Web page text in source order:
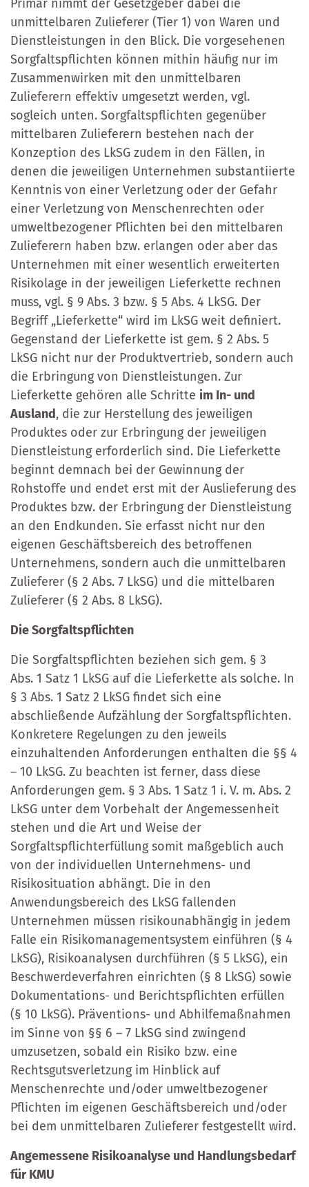
Primär nimmt der Gesetzgeber dabei die
unmittelbaren Zulieferer (Tier 1) von Waren und
Dienstleistungen in den Blick. Die vorgesehenen
Sorgfaltspflichten können mithin häufig nur im
Zusammenwirken mit den unmittelbaren
Zulieferern effektiv umgesetzt werden, vgl.
sogleich unten. Sorgfaltspflichten gegenüber
mittelbaren Zulieferern bestehen nach der
Konzeption des LkSG zudem in den Fällen, in
denen die jeweiligen Unternehmen substantiierte
Kenntnis von einer Verletzung oder der Gefahr
einer Verletzung von Menschenrechten oder
umweltbezogener Pflichten bei den mittelbaren
Zulieferern haben bzw. erlangen oder aber das
Unternehmen mit einer wesentlich erweiterten
Risikolage in der jeweiligen Lieferkette rechnen
muss, vgl. § 9 Abs. 3 bzw. § 5 Abs. 4 LkSG. Der
Begriff „Lieferkette“ wird im LkSG weit definiert.
Gegenstand der Lieferkette ist gem. § 2 Abs. 5
LkSG nicht nur der Produktvertrieb, sondern auch
die Erbringung von Dienstleistungen. Zur
Lieferkette gehören alle Schritte im In- und
Ausland, die zur Herstellung des jeweiligen
Produktes oder zur Erbringung der jeweiligen
Dienstleistung erforderlich sind. Die Lieferkette
beginnt demnach bei der Gewinnung der
Rohstoffe und endet erst mit der Auslieferung des
Produktes bzw. der Erbringung der Dienstleistung
an den Endkunden. Sie erfasst nicht nur den
eigenen Geschäftsbereich des betroffenen
Unternehmens, sondern auch die unmittelbaren
Zulieferer (§ 2 Abs. 7 LkSG) und die mittelbaren
Zulieferer (§ 2 Abs. 8 LkSG).
Die Sorgfaltspflichten
Die Sorgfaltspflichten beziehen sich gem. § 3
Abs. 1 Satz 1 LkSG auf die Lieferkette als solche. In
§ 3 Abs. 1 Satz 2 LkSG findet sich eine
abschließende Aufzählung der Sorgfaltspflichten.
Konkretere Regelungen zu den jeweils
einzuhaltenden Anforderungen enthalten die §§ 4
– 10 LkSG. Zu beachten ist ferner, dass diese
Anforderungen gem. § 3 Abs. 1 Satz 1 i. V. m. Abs. 2
LkSG unter dem Vorbehalt der Angemessenheit
stehen und die Art und Weise der
Sorgfaltspflichterfüllung somit maßgeblich auch
von der individuellen Unternehmens- und
Risikosituation abhängt. Die in den
Anwendungsbereich des LkSG fallenden
Unternehmen müssen risikounabhängig in jedem
Falle ein Risikomanagementsystem einführen (§ 4
LkSG), Risikoanalysen durchführen (§ 5 LkSG), ein
Beschwerdeverfahren einrichten (§ 8 LkSG) sowie
Dokumentations- und Berichtspflichten erfüllen
(§ 10 LkSG). Präventions- und Abhilfemaßnahmen
im Sinne von §§ 6 – 7 LkSG sind zwingend
umzusetzen, sobald ein Risiko bzw. eine
Rechtsgutsverletzung im Hinblick auf
Menschenrechte und/oder umweltbezogener
Pflichten im eigenen Geschäftsbereich und/oder
bei dem unmittelbaren Zulieferer festgestellt wird.
Angemessene Risikoanalyse und Handlungsbedarf
für KMU